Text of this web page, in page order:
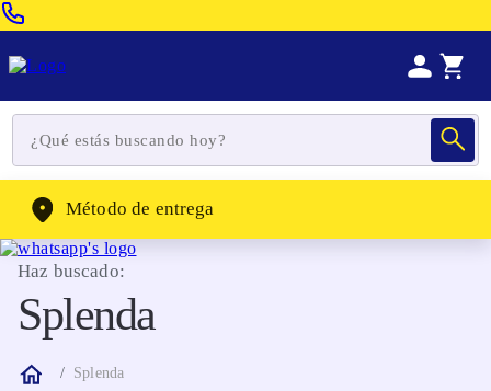
WhatsApp: (302) 262-4104
Método de entrega
Haz buscado:
Splenda
Splenda